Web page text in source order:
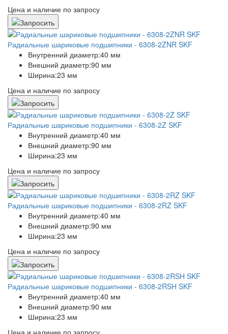
Цена и наличие по запросу
Радиальные шариковые подшипники - 6308-2ZNR SKF
Внутренний диаметр:40 мм
Внешний диаметр:90 мм
Ширина:23 мм
Цена и наличие по запросу
Радиальные шариковые подшипники - 6308-2Z SKF
Внутренний диаметр:40 мм
Внешний диаметр:90 мм
Ширина:23 мм
Цена и наличие по запросу
Радиальные шариковые подшипники - 6308-2RZ SKF
Внутренний диаметр:40 мм
Внешний диаметр:90 мм
Ширина:23 мм
Цена и наличие по запросу
Радиальные шариковые подшипники - 6308-2RSH SKF
Внутренний диаметр:40 мм
Внешний диаметр:90 мм
Ширина:23 мм
Цена и наличие по запросу